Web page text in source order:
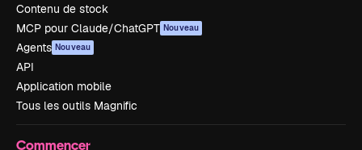
Contenu de stock
MCP pour Claude/ChatGPT Nouveau
Agents Nouveau
API
Application mobile
Tous les outils Magnific
Commencer